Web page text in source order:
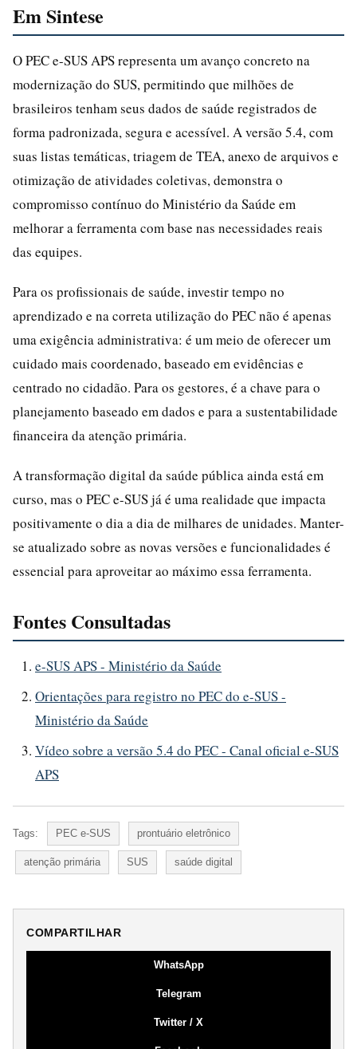
Em Sintese
O PEC e-SUS APS representa um avanço concreto na
modernização do SUS, permitindo que milhões de
brasileiros tenham seus dados de saúde registrados de
forma padronizada, segura e acessível. A versão 5.4, com
suas listas temáticas, triagem de TEA, anexo de arquivos e
otimização de atividades coletivas, demonstra o
compromisso contínuo do Ministério da Saúde em
melhorar a ferramenta com base nas necessidades reais
das equipes.
Para os profissionais de saúde, investir tempo no
aprendizado e na correta utilização do PEC não é apenas
uma exigência administrativa: é um meio de oferecer um
cuidado mais coordenado, baseado em evidências e
centrado no cidadão. Para os gestores, é a chave para o
planejamento baseado em dados e para a sustentabilidade
financeira da atenção primária.
A transformação digital da saúde pública ainda está em
curso, mas o PEC e-SUS já é uma realidade que impacta
positivamente o dia a dia de milhares de unidades. Manter-
se atualizado sobre as novas versões e funcionalidades é
essencial para aproveitar ao máximo essa ferramenta.
Fontes Consultadas
e-SUS APS - Ministério da Saúde
Orientações para registro no PEC do e-SUS -
Ministério da Saúde
Vídeo sobre a versão 5.4 do PEC - Canal oficial e-SUS
APS
Tags: PEC e-SUS prontuário eletrônico
atenção primária SUS saúde digital
COMPARTILHAR
WhatsApp
Telegram
Twitter / X